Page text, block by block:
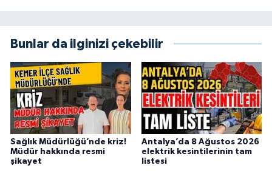
Bunlar da ilginizi çekebilir
Sağlık Müdürlüğü’nde kriz!
Müdür hakkında resmi
şikayet
Antalya’da 8 Ağustos 2026
elektrik kesintilerinin tam
listesi